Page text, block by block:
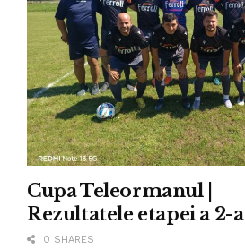
Cupa Teleormanul |
Rezultatele etapei a 2-a
0 SHARES